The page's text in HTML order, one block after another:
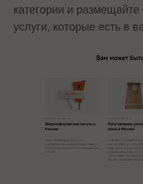
категории и
услуги, которые есть в